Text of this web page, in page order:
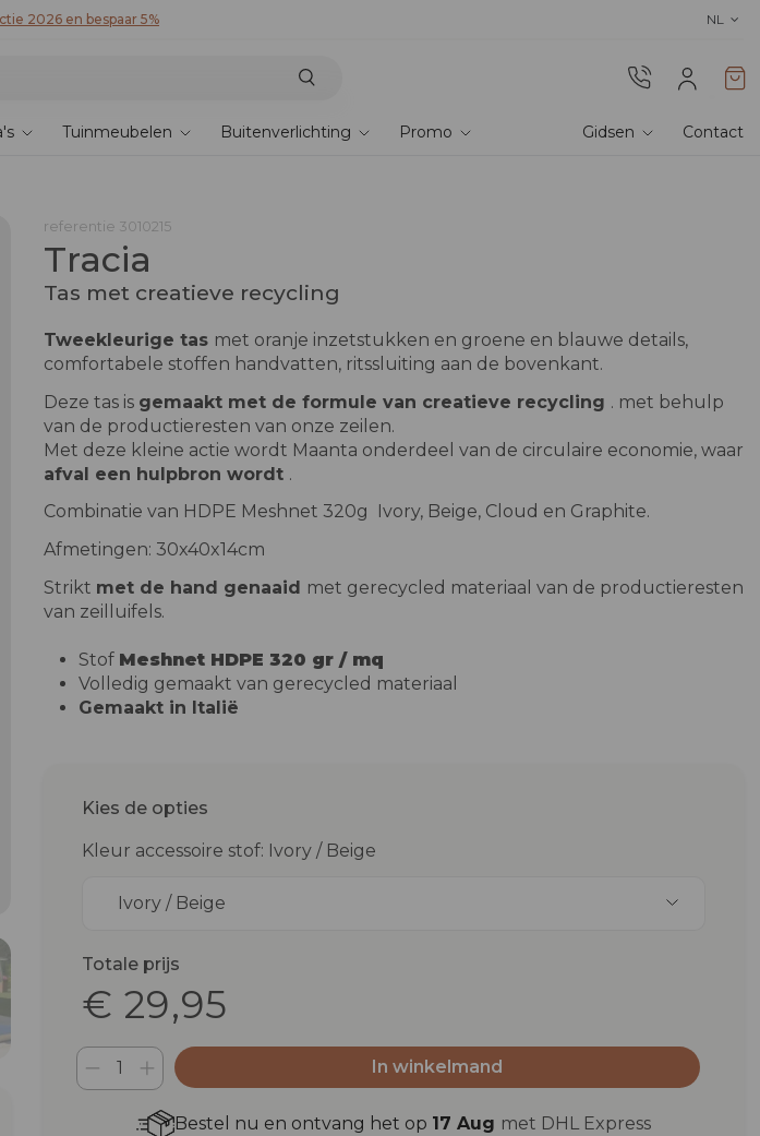
2026 en bespaar 5% ! Bestel stalen en
NL
Tuinmeubelen Buitenverlichting Promo Gidsen Contact
referentie 3010215
Tracia
Tas met creatieve recycling
Tweekleurige tas met oranje inzetstukken en groene en blauwe details,
comfortabele stoffen handvatten, ritssluiting aan de bovenkant.
Deze tas is gemaakt met de formule van creatieve recycling . met behulp
van de productieresten van onze zeilen.
Met deze kleine actie wordt Maanta onderdeel van de circulaire economie, waar
afval een hulpbron wordt .
Combinatie van HDPE Meshnet 320g
Ivory, Beige, Cloud en Graphite.
Afmetingen: 30x40x14cm
Strikt met de hand genaaid met gerecycled materiaal van de productieresten
van zeilluifels.
Stof Meshnet HDPE 320 gr / mq
Volledig gemaakt van gerecycled materiaal
Gemaakt in Italië
Kies de opties
Kleur accessoire stof: Ivory / Beige
Ivory / Beige
Totale prijs
€ 29,95
In winkelmand
Bestel nu en ontvang het op 17 Aug met DHL Express